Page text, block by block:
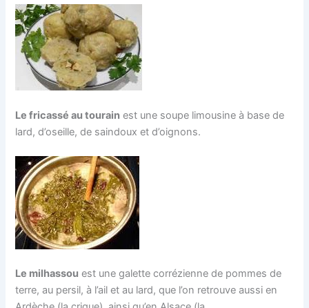
Le fricassé au tourain est une soupe limousine à base de
lard, d’oseille, de saindoux et d’oignons.
Le milhassou est une galette corrézienne de pommes de
terre, au persil, à l’ail et au lard, que l’on retrouve aussi en